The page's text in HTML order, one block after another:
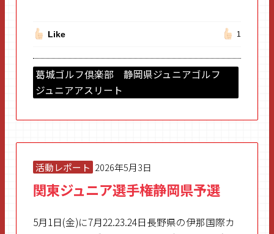
Like 1
葛城ゴルフ倶楽部 静岡県ジュニアゴルフ
ジュニアアスリート
活動レポート 2026年5月3日
関東ジュニア選手権静岡県予選
5月1日(金)に7月22.23.24日長野県の伊那国際カ